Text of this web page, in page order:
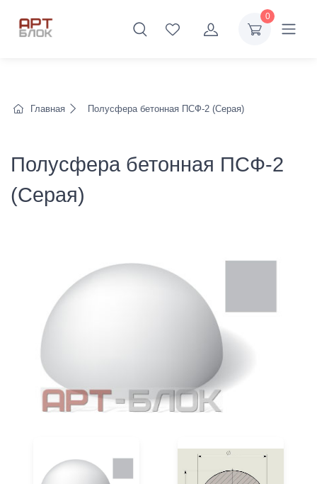
0
Главная Полусфера бетонная ПСФ-2 (Серая)
Полусфера бетонная ПСФ-2
(Серая)